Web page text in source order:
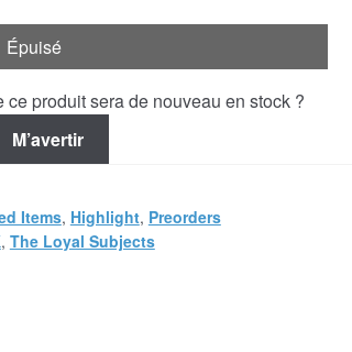
Épuisé
produit sera de nouveau en stock ?
M’avertir
Items, Highlight, Preorders
, The Loyal Subjects